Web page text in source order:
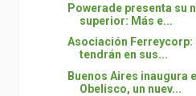
Powerade presenta su
superior: Más e...
Asociación Ferreycorp:
tendrán en sus...
Buenos Aires inaugura
Obelisco, un nuev...